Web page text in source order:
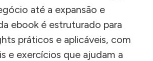
até a expansão e
ebook é estruturado para
práticos e aplicáveis, com
e exercícios que ajudam a